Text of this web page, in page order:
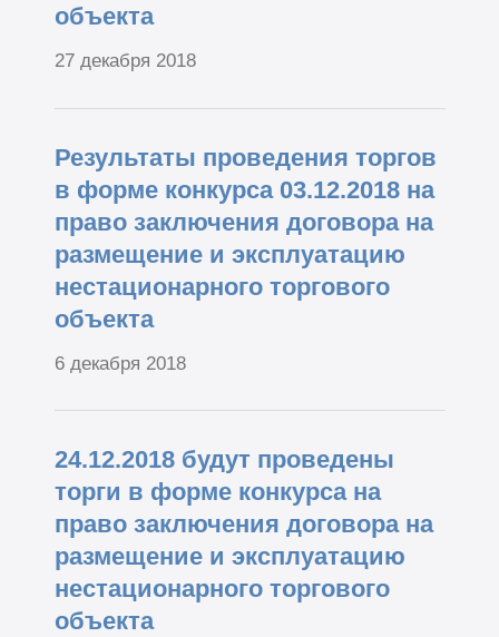
объекта
27 декабря 2018
Результаты проведения торгов
в форме конкурса 03.12.2018 на
право заключения договора на
размещение и эксплуатацию
нестационарного торгового
объекта
6 декабря 2018
24.12.2018 будут проведены
торги в форме конкурса на
право заключения договора на
размещение и эксплуатацию
нестационарного торгового
объекта